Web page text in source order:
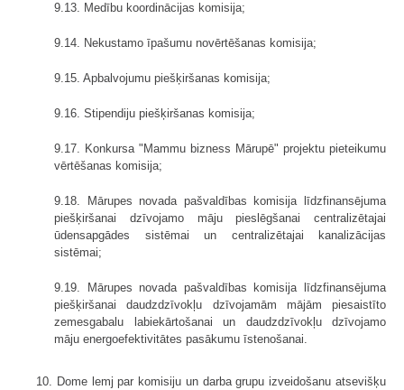
9.13. Medību koordinācijas komisija;
9.14. Nekustamo īpašumu novērtēšanas komisija;
9.15. Apbalvojumu piešķiršanas komisija;
9.16. Stipendiju piešķiršanas komisija;
9.17. Konkursa "Mammu bizness Mārupē" projektu pieteikumu
vērtēšanas komisija;
9.18. Mārupes novada pašvaldības komisija līdzfinansējuma
piešķiršanai dzīvojamo māju pieslēgšanai centralizētajai
ūdensapgādes sistēmai un centralizētajai kanalizācijas
sistēmai;
9.19. Mārupes novada pašvaldības komisija līdzfinansējuma
piešķiršanai daudzdzīvokļu dzīvojamām mājām piesaistīto
zemesgabalu labiekārtošanai un daudzdzīvokļu dzīvojamo
māju energoefektivitātes pasākumu īstenošanai.
10. Dome lemj par komisiju un darba grupu izveidošanu atsevišķu